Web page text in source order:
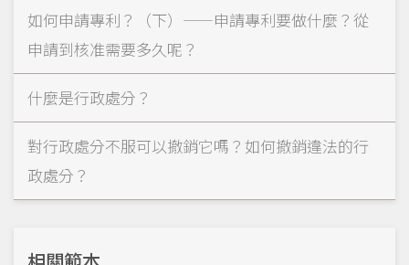
如何申請專利？（下）——申請專利要做什麼？從
申請到核准需要多久呢？
什麼是行政處分？
對行政處分不服可以撤銷它嗎？如何撤銷違法的行
政處分？